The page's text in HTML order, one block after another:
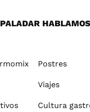
Postres
Viajes
Cultura